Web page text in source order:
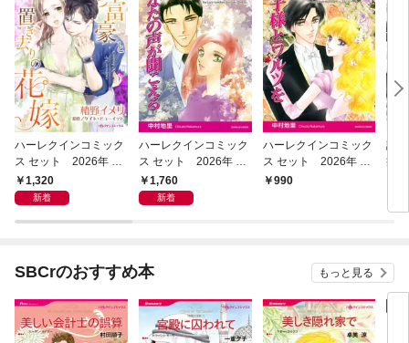
ハーレクインコミック
ス セット 2026年 vo
l.1148
1,320
新着
ハーレクインコミック
ス セット 2026年 vo
l.1219
1,760
新着
ハーレクインコミック
ス セット 2026年 vo
l.940
990
記
癒
SBCrのおすすめ本 もっと見る